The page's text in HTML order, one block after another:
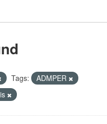
Tags:
ADMPER